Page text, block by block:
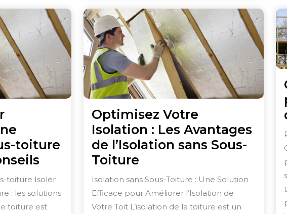
toiture
Comment
isoler
efficacement
une
toiture Isoler
: les solutions
toiture est
Optimisez Votre
Isolation : Les Avantages
de l’Isolation sans Sous-
Toiture
Votre
Isolation
:
Isolation sans Sous-Toiture : Une Solution
Efficace pour Améliorer l’Isolation de
Votre Toit L’isolation de la toiture est un